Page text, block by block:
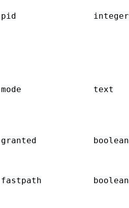
pid integer
mode text
granted boolean
fastpath boolean